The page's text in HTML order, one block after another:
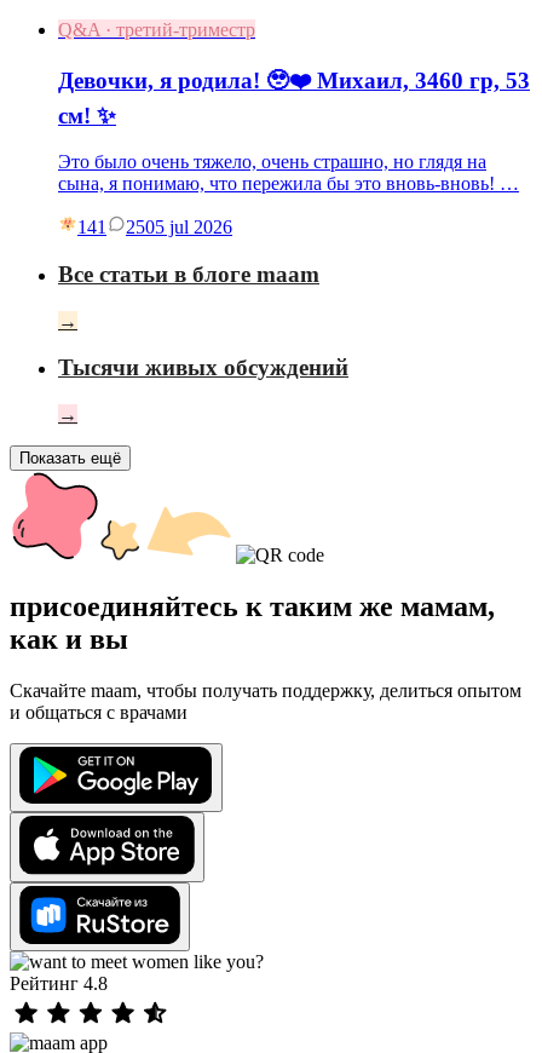
Q&A · третий-триместр
Девочки, я родила! 🥹❤️ Михаил, 3460 гр, 53
см! ✨
Это было очень тяжело, очень страшно, но глядя на
сына, я понимаю, что пережила бы это вновь-вновь! …
141 2505 jul 2026
Все статьи в блоге maam
→
Тысячи живых обсуждений
→
Показать ещё
присоединяйтесь к таким же мамам,
как и вы
Скачайте maam, чтобы получать поддержку, делиться опытом
и общаться с врачами
Рейтинг 4.8